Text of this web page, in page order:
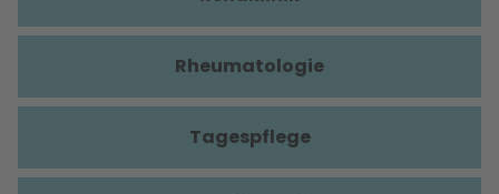
Rheumatologie
Tagespflege